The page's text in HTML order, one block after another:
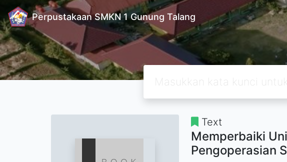
Perpustakaan SMKN 1 Gunung Talang
Text
Memperbaiki
Pengoperasian